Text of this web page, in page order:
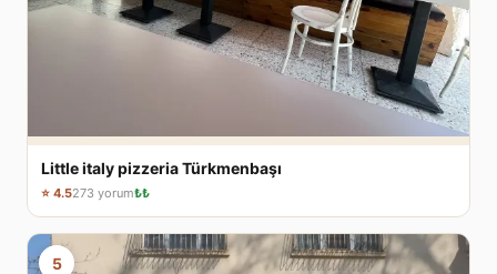
Little italy pizzeria Türkmenbaşı
⭐ 4.5273 yorum₺₺
5